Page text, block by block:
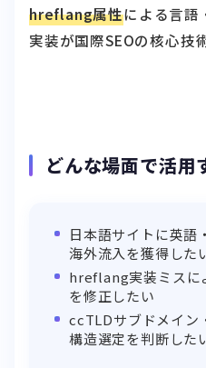
hreflang属性による言語
実装が国際SEOの核心技
どんな場面で活用
日本語サイトに英語
海外流入を獲得した
hreflang実装ミスに
を修正したい
ccTLDサブドメイン
構造選定を判断した